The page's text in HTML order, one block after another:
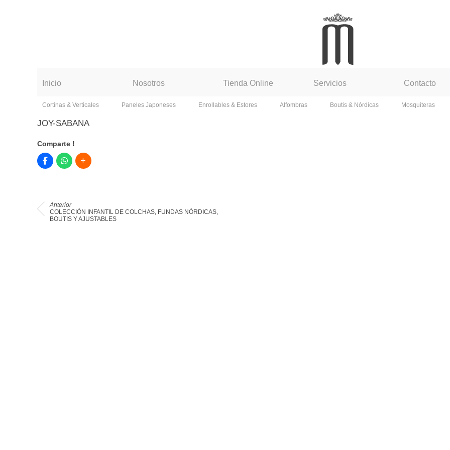
Inicio Nosotros Tienda Online Servicios Contacto
Cortinas & Verticales Paneles Japoneses Enrollables & Estores Alfombras Boutis & Nórdicas Mosquiteras
JOY-SABANA
Comparte !
Anterior
COLECCIÓN INFANTIL DE COLCHAS, FUNDAS NÓRDICAS,
BOUTIS Y AJUSTABLES